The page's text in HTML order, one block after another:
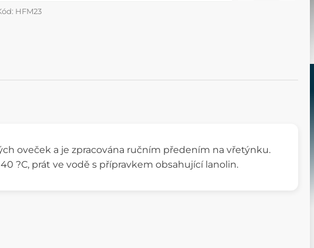
HFM23
oveček a je zpracována ručním předením na vřetýnku.
?C, prát ve vodě s přípravkem obsahující lanolin.